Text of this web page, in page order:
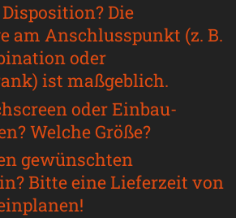
Die
am Anschlusspunkt (z. B.
oder
ist maßgeblich.
oder Einbau-
Welche Größe?
gewünschten
Bitte eine Lieferzeit von